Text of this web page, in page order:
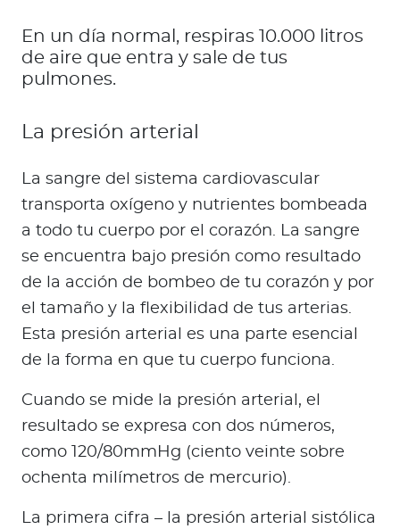
En un día normal, respiras 10.000 litros
de aire que entra y sale de tus
pulmones.
La presión arterial
La sangre del sistema cardiovascular
transporta oxígeno y nutrientes bombeada
a todo tu cuerpo por el corazón. La sangre
se encuentra bajo presión como resultado
de la acción de bombeo de tu corazón y por
el tamaño y la flexibilidad de tus arterias.
Esta presión arterial es una parte esencial
de la forma en que tu cuerpo funciona.
Cuando se mide la presión arterial, el
resultado se expresa con dos números,
como 120/80mmHg (ciento veinte sobre
ochenta milímetros de mercurio).
La primera cifra – la presión arterial sistólica